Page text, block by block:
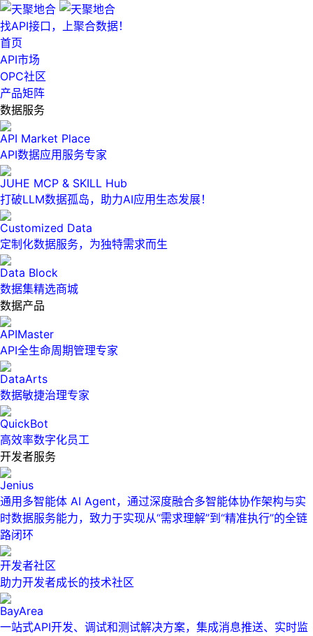
找API接口，上聚合数据！
首页
API市场
OPC社区
产品矩阵
数据服务
API Market Place
API数据应用服务专家
JUHE MCP & SKILL Hub
打破LLM数据孤岛，助力AI应用生态发展！
Customized Data
定制化数据服务，为独特需求而生
Data Block
数据集精选商城
数据产品
APIMaster
API全生命周期管理专家
DataArts
数据敏捷治理专家
QuickBot
高效率数字化员工
开发者服务
Jenius
通用多智能体 AI Agent，通过深度融合多智能体协作架构与实
时数据服务能力，致力于实现从“需求理解”到“精准执行”的全链
路闭环
开发者社区
助力开发者成长的技术社区
BayArea
一站式API开发、调试和测试解决方案，集成消息推送、实时监